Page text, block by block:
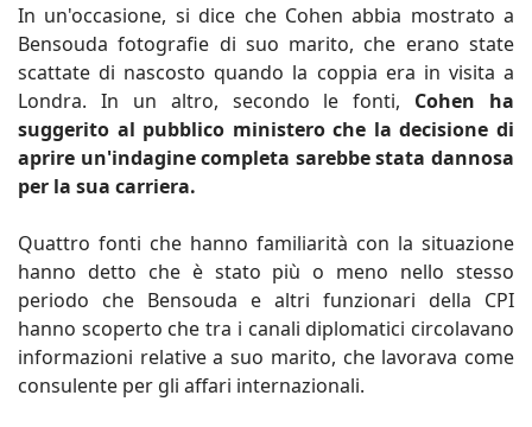
In un'occasione, si dice che Cohen abbia mostrato a
Bensouda fotografie di suo marito, che erano state
scattate di nascosto quando la coppia era in visita a
Londra. In un altro, secondo le fonti, Cohen ha
suggerito al pubblico ministero che la decisione di
aprire un'indagine completa sarebbe stata dannosa
per la sua carriera.
Quattro fonti che hanno familiarità con la situazione
hanno detto che è stato più o meno nello stesso
periodo che Bensouda e altri funzionari della CPI
hanno scoperto che tra i canali diplomatici circolavano
informazioni relative a suo marito, che lavorava come
consulente per gli affari internazionali.